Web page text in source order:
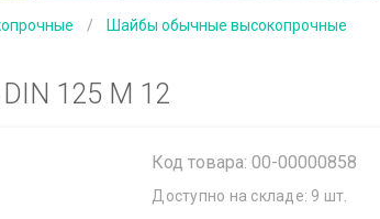
/ Шайбы обычные высокопрочные
125 М 12
Код товара: 00-00000858
Доступно на складе: 9 шт.